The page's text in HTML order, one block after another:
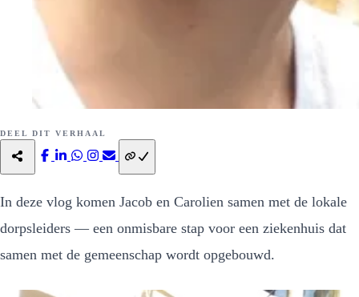
DEEL DIT VERHAAL
In deze vlog komen Jacob en Carolien samen met de lokale
dorpsleiders — een onmisbare stap voor een ziekenhuis dat
samen met de gemeenschap wordt opgebouwd.